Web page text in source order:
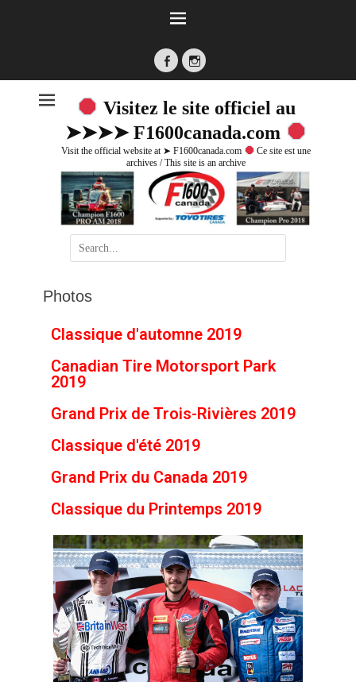
Visitez le site officiel au
➤➤➤➤ F1600canada.com
Visit the official website at ➤ F1600canada.com
Ce site est une
archives / This site is an archive
Photos
Classique d'automne 2019
Canadian Tire Motorsport Park
2019
Grand Prix de Trois-Rivières 2019
Classique d'été 2019
Grand Prix du Canada 2019
Classique du Printemps 2019